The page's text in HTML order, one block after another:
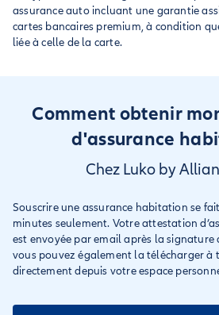
assurance auto incluant une garantie
cartes bancaires premium, à condition
liée à celle de la carte.
Comment obtenir
d'assurance
Chez Luko by
Souscrire une assurance habitation se
minutes seulement. Votre attestation
est envoyée par email après la
vous pouvez également la télécharger à
directement depuis votre espace